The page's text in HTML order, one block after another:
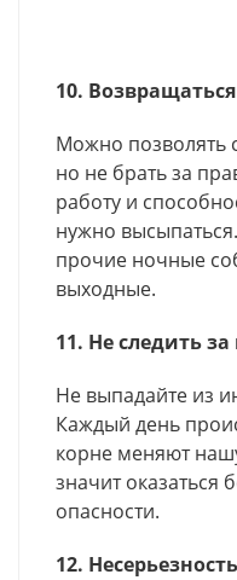
10.
Можно позволять
но не брать за
работу и
нужно
прочие ночные
выходные.
11. Не следить
Не выпадайте из
Каждый день
корне меняют
значит
опасности.
12.